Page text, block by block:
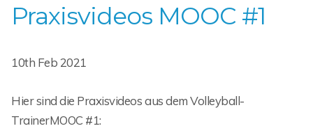
Praxisvideos MOOC #1
10th Feb 2021
Hier sind die Praxisvideos aus dem Volleyball-
TrainerMOOC #1: